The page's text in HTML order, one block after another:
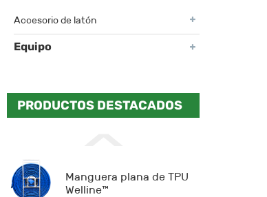
Accesorio de latón
Equipo
PRODUCTOS DESTACADOS
Manguera plana de TPU
Welline™